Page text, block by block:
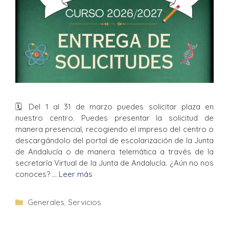
🗓 Del 1 al 31 de marzo puedes solicitar plaza en
nuestro centro. Puedes presentar la solicitud de
manera presencial, recogiendo el impreso del centro o
descargándolo del portal de escolarización de la Junta
de Andalucía o de manera telemática a través de la
secretaría Virtual de la Junta de Andalucía. ¿Aún no nos
conoces? … Leer más
Generales, Servicios